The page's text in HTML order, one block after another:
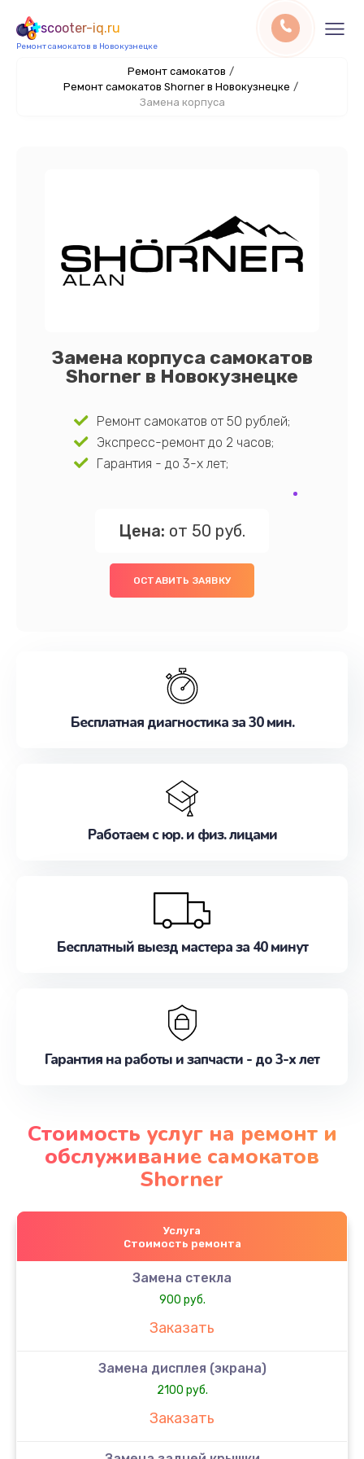
scooter-iq.ru
Ремонт самокатов в Новокузнецке
Ремонт самокатов /
Ремонт самокатов Shorner в Новокузнецке /
Замена корпуса
Замена корпуса самокатов
Shorner в Новокузнецке
Ремонт самокатов от 50 рублей;
Экспресс-ремонт до 2 часов;
Гарантия - до 3-х лет;
Цена: от 50 руб.
ОСТАВИТЬ ЗАЯВКУ
Бесплатная диагностика за 30 мин.
Работаем с юр. и физ. лицами
Бесплатный выезд мастера за 40 минут
Гарантия на работы и запчасти - до 3-х лет
Стоимость услуг на ремонт и
обслуживание самокатов
Shorner
Услуга
Стоимость ремонта
Замена стекла
900 руб.
Заказать
Замена дисплея (экрана)
2100 руб.
Заказать